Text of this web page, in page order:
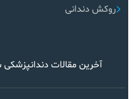
روکش دندانی
آخرین مقالات